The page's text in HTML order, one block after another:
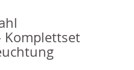
Komplettset